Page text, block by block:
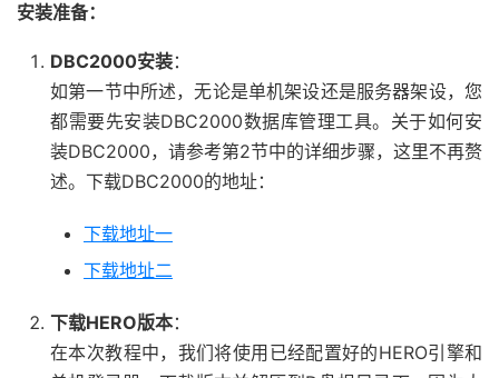
安装准备：
DBC2000安装：
如第一节中所述，无论是单机架设还是服务器架设，您
都需要先安装DBC2000数据库管理工具。关于如何安
装DBC2000，请参考第2节中的详细步骤，这里不再赘
述。下载DBC2000的地址：
下载地址一
下载地址二
下载HERO版本：
在本次教程中，我们将使用已经配置好的HERO引擎和